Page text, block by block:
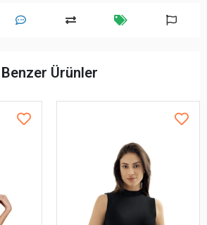
Benzer Ürünler